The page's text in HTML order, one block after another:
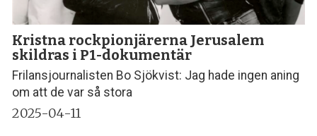
Kristna rockpionjärerna Jerusalem
skildras i P1-dokumentär
Frilansjournalisten Bo Sjökvist: Jag hade ingen aning
om att de var så stora
2025-04-11